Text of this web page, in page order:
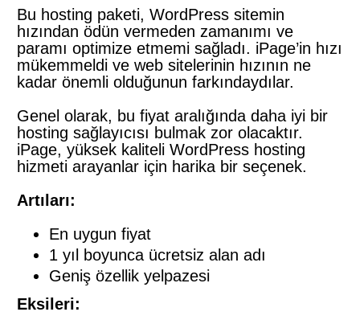
Bu hosting paketi, WordPress sitemin
hızından ödün vermeden zamanımı ve
paramı optimize etmemi sağladı. iPage’in hızı
mükemmeldi ve web sitelerinin hızının ne
kadar önemli olduğunun farkındaydılar.
Genel olarak, bu fiyat aralığında daha iyi bir
hosting sağlayıcısı bulmak zor olacaktır.
iPage, yüksek kaliteli WordPress hosting
hizmeti arayanlar için harika bir seçenek.
Artıları:
En uygun fiyat
1 yıl boyunca ücretsiz alan adı
Geniş özellik yelpazesi
Eksileri: